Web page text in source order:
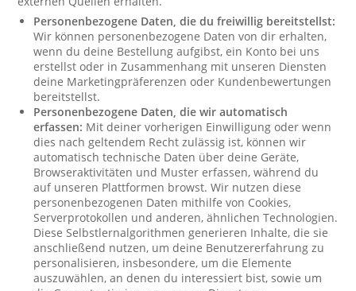
Personenbezogene Daten, die du freiwillig bereitstellst:
Wir können personenbezogene Daten von dir erhalten,
wenn du deine Bestellung aufgibst, ein Konto bei uns
erstellst oder in Zusammenhang mit unseren Diensten
deine Marketingpräferenzen oder Kundenbewertungen
bereitstellst.
Personenbezogene Daten, die wir automatisch
erfassen: Mit deiner vorherigen Einwilligung oder wenn
dies nach geltendem Recht zulässig ist, können wir
automatisch technische Daten über deine Geräte,
Browseraktivitäten und Muster erfassen, während du
auf unseren Plattformen browst. Wir nutzen diese
personenbezogenen Daten mithilfe von Cookies,
Serverprotokollen und anderen, ähnlichen Technologien.
Diese Selbstlernalgorithmen generieren Inhalte, die sie
anschließend nutzen, um deine Benutzererfahrung zu
personalisieren, insbesondere, um die Elemente
auszuwählen, an denen du interessiert bist, sowie um